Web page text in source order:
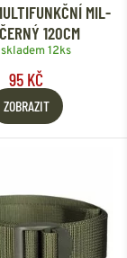
MIL-
120CM
skladem 12ks
95 KČ
ZOBRAZIT